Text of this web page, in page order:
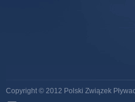
Copyright © 2012 Polski Związek